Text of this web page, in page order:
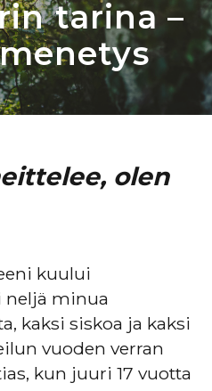
tarina –
olen
kuului
neljä minua
kaksi siskoa ja kaksi
vuoden verran
kun juuri 17 vuotta